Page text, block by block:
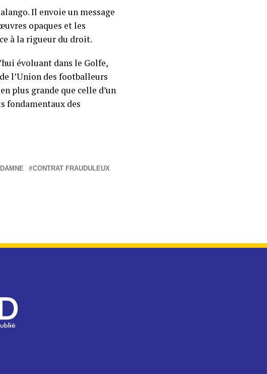
Il envoie un message
opaques et les
à la rigueur du droit.
évoluant dans le Golfe,
l’Union des footballeurs
plus grande que celle d’un
fondamentaux des
CONTRAT FRAUDULEUX